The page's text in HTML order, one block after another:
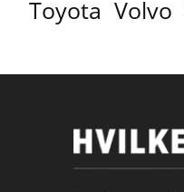
Toyota Volvo